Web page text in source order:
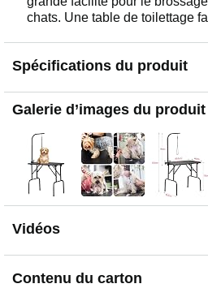
chats. Une table de toilettage
Spécifications du produit
Galerie d’images du produit
Vidéos
Contenu du carton